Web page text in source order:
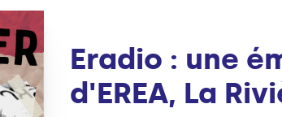
Eradio : une
d'EREA, La